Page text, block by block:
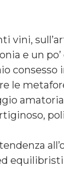
vini,
e un
le